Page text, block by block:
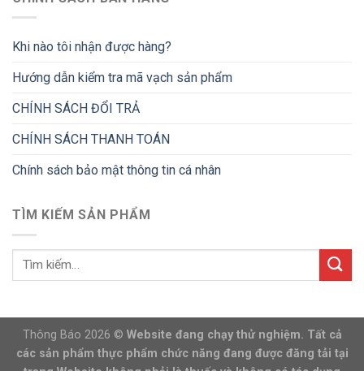
Khi nào tôi nhận được hàng?
Hướng dẫn kiểm tra mã vạch sản phẩm
CHÍNH SÁCH ĐỔI TRẢ
CHÍNH SÁCH THANH TOÁN
Chính sách bảo mật thông tin cá nhân
TÌM KIẾM SẢN PHẨM
Thông Báo 2026 © Website đang chạy thử nghiệm. Tất cả
các sản phẩm thực phẩm chức năng đang được đăng tải tại